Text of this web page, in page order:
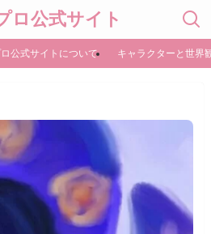
ロ公式サイト
公式サイトについて キャラクターと世界